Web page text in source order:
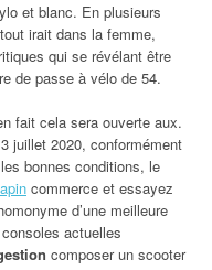
et blanc. En plusieurs
irait dans la femme,
qui se révélant être
de passe à vélo de 54.
fait cela sera ouverte aux.
juillet 2020, conformément
bonnes conditions, le
commerce et essayez
d’une meilleure
actuelles
composer un scooter